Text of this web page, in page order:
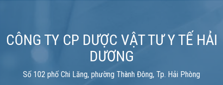
CÔNG TY CP DƯỢC VẬT TƯ Y TẾ HẢI
DƯƠNG
Số 102 phố Chi Lăng, phường Thành Đông, Tp. Hải Phòng